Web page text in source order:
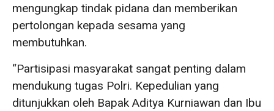
mengungkap tindak pidana dan memberikan
pertolongan kepada sesama yang
membutuhkan.
“Partisipasi masyarakat sangat penting dalam
mendukung tugas Polri. Kepedulian yang
ditunjukkan oleh Bapak Aditya Kurniawan dan Ibu